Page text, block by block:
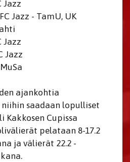
Jazz
Jazz - TamU, UK
Jazz
Jazz
ajankohtia
saadaan lopulliset
Kakkosen Cupissa
pelataan 8-17.2
ja välierät 22.2 -